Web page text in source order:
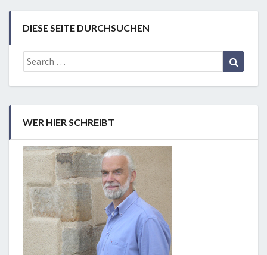
DIESE SEITE DURCHSUCHEN
Search
for:
WER HIER SCHREIBT